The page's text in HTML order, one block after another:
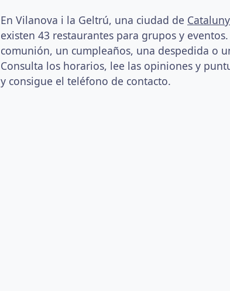
En Vilanova i la Geltrú, una ciudad de
existen 43 restaurantes para grupos y
comunión, un cumpleaños, una despedida o
Consulta los horarios, lee las opiniones y
y consigue el teléfono de contacto.